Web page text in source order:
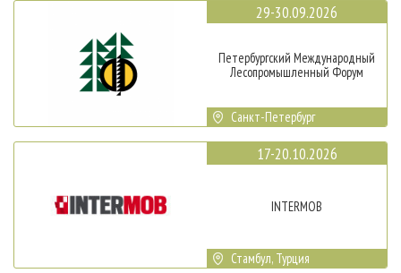
29-30.09.2026
Петербургский Международный
Лесопромышленный Форум
Санкт-Петербург
17-20.10.2026
INTERMOB
Стамбул, Турция